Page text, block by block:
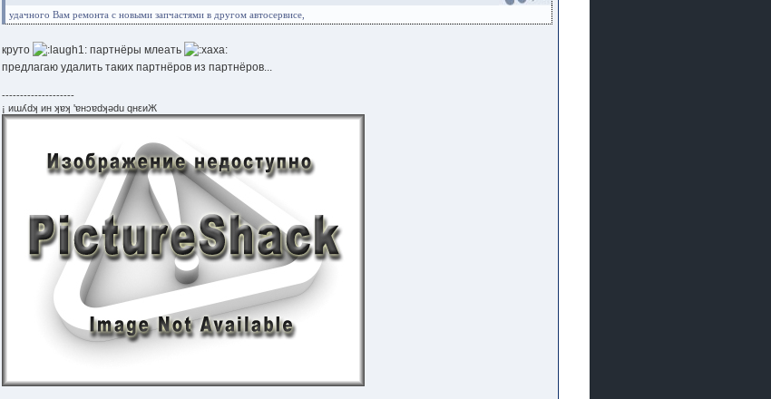
удачного Вам ремонта с новыми запчастями в другом автосервисе,
круто
партнёры млеать
предлагаю удалить таких партнёров из партнёров...
--------------------
¡ иɯʎdʞ ин ʞɐʞ 'ɐнɔɐdʞǝdu qнεиЖ